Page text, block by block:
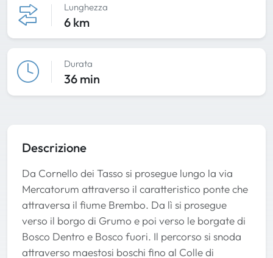
Lunghezza
6 km
Durata
36 min
Descrizione
Da Cornello dei Tasso si prosegue lungo la via
Mercatorum attraverso il caratteristico ponte che
attraversa il fiume Brembo. Da lì si prosegue
verso il borgo di Grumo e poi verso le borgate di
Bosco Dentro e Bosco fuori. Il percorso si snoda
attraverso maestosi boschi fino al Colle di